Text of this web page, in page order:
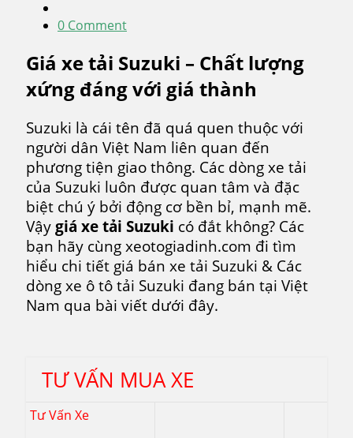
0 Comment
Giá xe tải Suzuki – Chất lượng
xứng đáng với giá thành
Suzuki là cái tên đã quá quen thuộc với
người dân Việt Nam liên quan đến
phương tiện giao thông. Các dòng xe tải
của Suzuki luôn được quan tâm và đặc
biệt chú ý bởi động cơ bền bỉ, mạnh mẽ.
Vậy giá xe tải Suzuki có đắt không? Các
bạn hãy cùng xeotogiadinh.com đi tìm
hiểu chi tiết giá bán xe tải Suzuki & Các
dòng xe ô tô tải Suzuki đang bán tại Việt
Nam qua bài viết dưới đây.
TƯ VẤN MUA XE
Tư Vấn Xe